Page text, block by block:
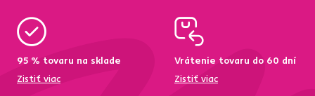
95 % tovaru na sklade
Zistiť viac
Vrátenie tovaru do 60 dní
Zistiť viac